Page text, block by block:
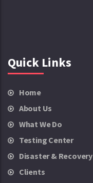
Quick Links
Home
About Us
What We Do
Testing Center
Disaster & Recovery
Clients